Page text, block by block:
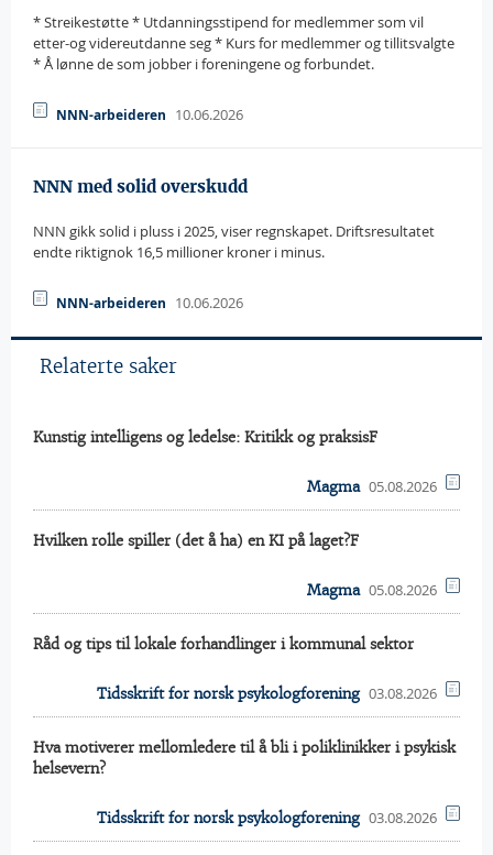
* Streikestøtte * Utdanningsstipend for medlemmer som vil
etter-og videreutdanne seg * Kurs for medlemmer og tillitsvalgte
* Å lønne de som jobber i foreningene og forbundet.
NNN-arbeideren 10.06.2026
NNN med solid overskudd
NNN gikk solid i pluss i 2025, viser regnskapet. Driftsresultatet
endte riktignok 16,5 millioner kroner i minus.
NNN-arbeideren 10.06.2026
Relaterte saker
Kunstig intelligens og ledelse: Kritikk og praksisF
Magma 05.08.2026
Hvilken rolle spiller (det å ha) en KI på laget?F
Magma 05.08.2026
Råd og tips til lokale forhandlinger i kommunal sektor
Tidsskrift for norsk psykologforening 03.08.2026
Hva motiverer mellomledere til å bli i poliklinikker i psykisk
helsevern?
Tidsskrift for norsk psykologforening 03.08.2026